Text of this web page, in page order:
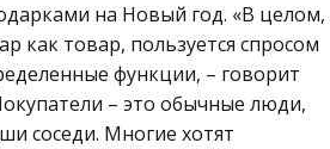
на Новый год. «В целом,
как товар, пользуется спросом
функции, – говорит
– это обычные люди,
соседи. Многие хотят